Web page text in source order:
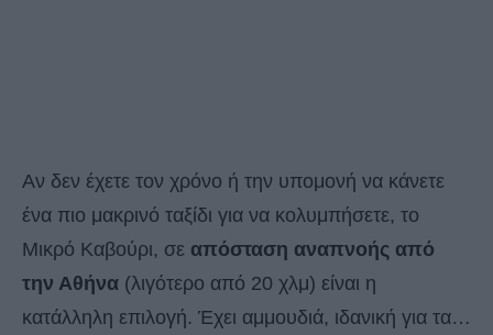
Αν δεν έχετε τον χρόνο ή την υπομονή να κάνετε
ένα πιο μακρινό ταξίδι για να κολυμπήσετε, το
Μικρό Καβούρι, σε απόσταση αναπνοής από
την Αθήνα (λιγότερο από 20 χλμ) είναι η
κατάλληλη επιλογή. Έχει αμμουδιά, ιδανική για τα…